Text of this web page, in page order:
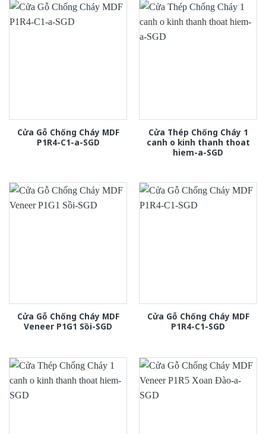
Cửa Gỗ Chống Cháy MDF
P1R4-C1-a-SGD
Cửa Thép Chống Cháy 1
canh o kinh thanh thoat
hiem-a-SGD
Cửa Gỗ Chống Cháy MDF
Veneer P1G1 Sồi-SGD
Cửa Gỗ Chống Cháy MDF
P1R4-C1-SGD